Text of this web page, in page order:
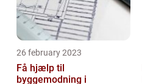
26 february 2023
Få hjælp til
byggemodning i